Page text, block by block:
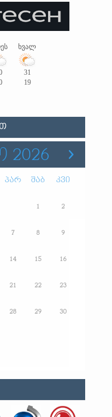
ხვალ
31
19
2026
პარ შაბ კვი
1 2
7 8 9
14 15 16
21 22 23
28 29 30